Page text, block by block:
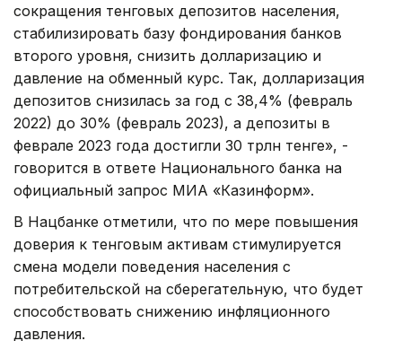
сокращения тенговых депозитов населения,
стабилизировать базу фондирования банков
второго уровня, снизить долларизацию и
давление на обменный курс. Так, долларизация
депозитов снизилась за год с 38,4% (февраль
2022) до 30% (февраль 2023), а депозиты в
феврале 2023 года достигли 30 трлн тенге», -
говорится в ответе Национального банка на
официальный запрос МИА «Казинформ».
В Нацбанке отметили, что по мере повышения
доверия к тенговым активам стимулируется
смена модели поведения населения с
потребительской на сберегательную, что будет
способствовать снижению инфляционного
давления.